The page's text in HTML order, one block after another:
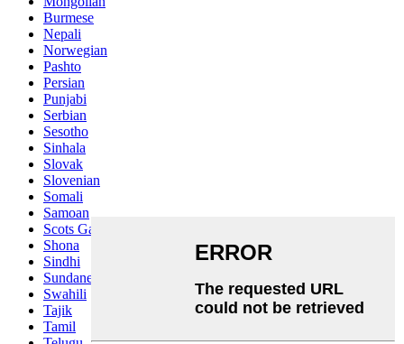
Burmese
Nepali
Norwegian
Pashto
Persian
Punjabi
Serbian
Sesotho
Sinhala
Slovak
Slovenian
Somali
Samoan
Scots Gaelic
Shona
Sindhi
Sundanese
Swahili
Tajik
Tamil